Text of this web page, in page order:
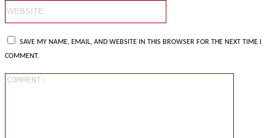
SAVE MY NAME, EMAIL, AND WEBSITE IN THIS BROWSER FOR THE NEXT TIME I
COMMENT.